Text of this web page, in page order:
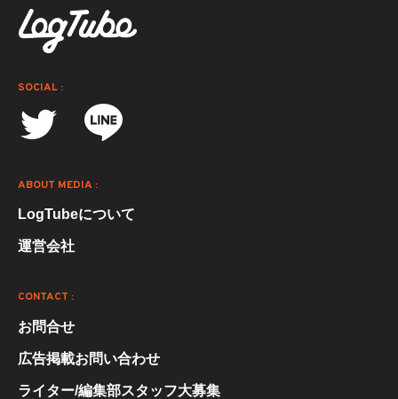
SOCIAL :
ABOUT MEDIA :
LogTubeについて
運営会社
CONTACT :
お問合せ
広告掲載お問い合わせ
ライター/編集部スタッフ大募集